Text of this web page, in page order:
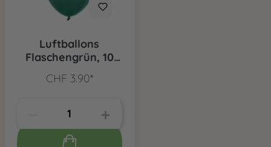
Luftballons
Flaschengrün, 10
CHF 3.90*